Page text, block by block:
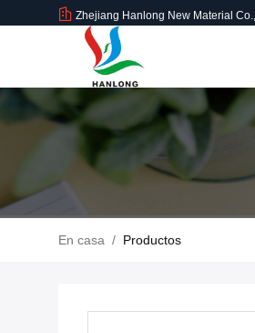
Zhejiang Hanlong New Material
En casa / Productos